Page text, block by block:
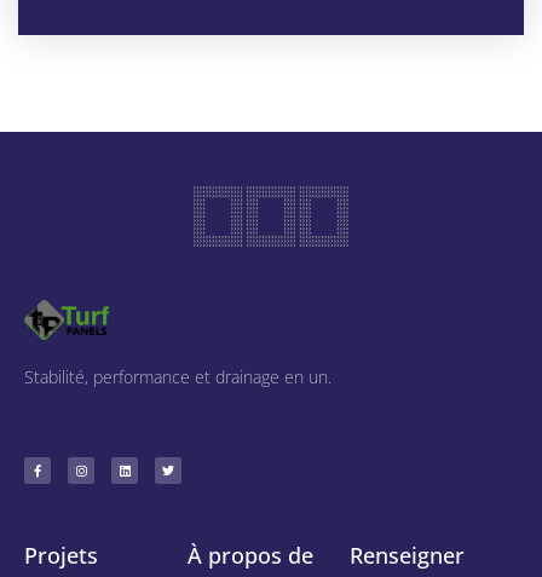
Stabilité, performance et drainage en un.
Projets À propos de Renseigner